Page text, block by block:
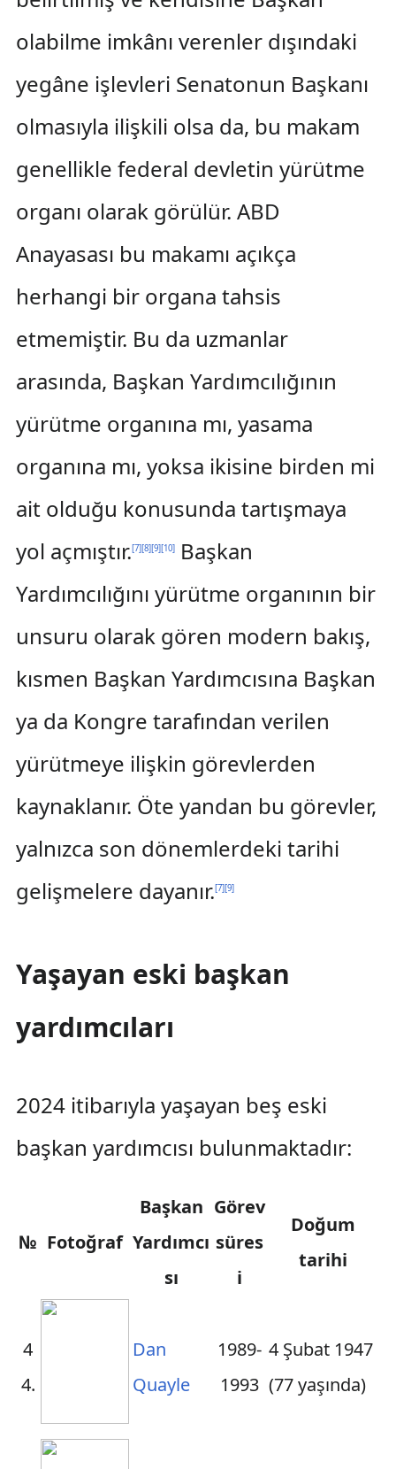
olabilme imkânı verenler dışındaki
yegâne işlevleri Senatonun Başkanı
olmasıyla ilişkili olsa da, bu makam
genellikle federal devletin yürütme
organı olarak görülür. ABD
Anayasası bu makamı açıkça
herhangi bir organa tahsis
etmemiştir. Bu da uzmanlar
arasında, Başkan Yardımcılığının
yürütme organına mı, yasama
organına mı, yoksa ikisine birden mi
ait olduğu konusunda tartışmaya
yol açmıştır.[7][8][9][10]Başkan
Yardımcılığını yürütme organının bir
unsuru olarak gören modern bakış,
kısmen Başkan Yardımcısına Başkan
ya da Kongre tarafından verilen
yürütmeye ilişkin görevlerden
kaynaklanır. Öte yandan bu görevler,
yalnızca son dönemlerdeki tarihi
gelişmelere dayanır.[7][9]
Yaşayan eski başkan
yardımcıları
2024 itibarıyla yaşayan beş eski
başkan yardımcısı bulunmaktadır:
№ Fotoğraf
Başkan
Yardımcı
sı
Görev
süres
i
Doğum
tarihi
4
4.
Dan
Quayle
1989-
1993
4 Şubat 1947
(77 yaşında)